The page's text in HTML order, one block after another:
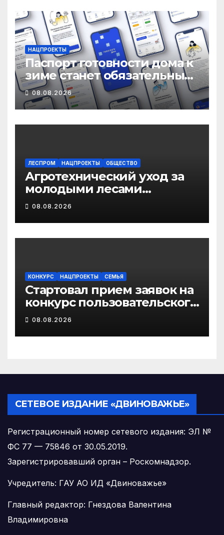
иммунопрофилактике
инфекционных болезней
НАЦПРОЕКТЫ
Паспорт готовности дома к
зиме станет обязательным
лицензионным
требованием для
управляющих организаций
с 1 сентября 2026 года
08.08.2026
ЛЕСПРОМ НАЦПРОЕКТЫ ОБЩЕСТВО
Агротехнический уход за
молодыми лесами
Поморья провели на
площади более 18 тысяч
гектаров
08.08.2026
КОНКУРС НАЦПРОЕКТЫ СЕМЬЯ
Стартовал прием заявок на
конкурс пользовательского
видео «Отец года – 2026»
08.08.2026
СЕТЕВОЕ ИЗДАНИЕ «ДВИНОВАЖЬЕ»
Регистрационный номер сетевого издания: ЭЛ №
ФС 77 — 75846 от 30.05.2019.
Зарегистрировавший орган – Роскомнадзор.
Учредитель: ГАУ АО ИД «Двиноважье»
Главный редактор: Гнездова Валентина
Владимировна